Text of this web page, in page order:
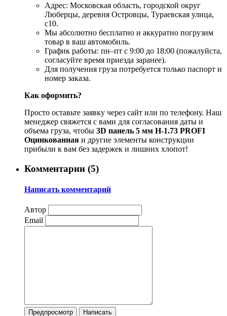
Адрес: Московская область, городской округ
Люберцы, деревня Островцы, Тураевская улица,
с10.
Мы абсолютно бесплатно и аккуратно погрузим
товар в ваш автомобиль.
График работы: пн–пт с 9:00 до 18:00 (пожалуйста,
согласуйте время приезда заранее).
Для получения груза потребуется только паспорт и
номер заказа.
Как оформить?
Просто оставьте заявку через сайт или по телефону. Наш
менеджер свяжется с вами для согласования даты и
объема груза, чтобы 3D панель 5 мм Н-1.73 PROFI
Оцинкованная и другие элементы конструкции
прибыли к вам без задержек и лишних хлопот!
Комментарии (5)
Написать комментарий
Автор
Email